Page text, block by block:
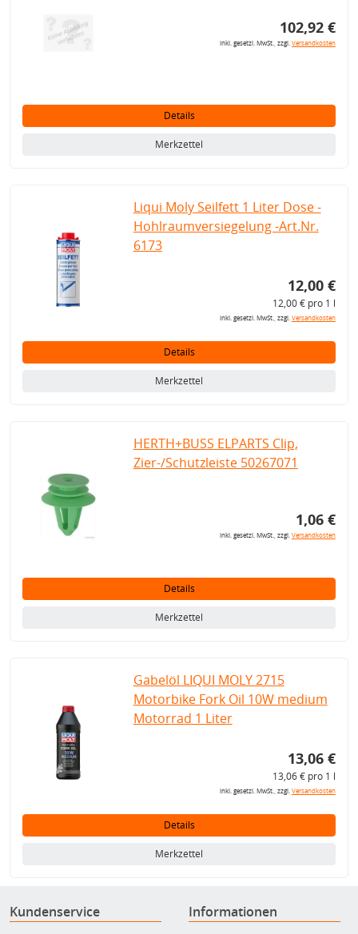
102,92 €
inkl. gesetzl. MwSt., zzgl.Versandkosten
Details
Merkzettel
Liqui Moly Seilfett 1 Liter Dose -
Hohlraumversiegelung -Art.Nr.
6173
12,00 €
12,00 € pro 1 l
inkl. gesetzl. MwSt., zzgl.Versandkosten
Details
Merkzettel
HERTH+BUSS ELPARTS Clip,
Zier-/Schutzleiste 50267071
1,06 €
inkl. gesetzl. MwSt., zzgl.Versandkosten
Details
Merkzettel
Gabelöl LIQUI MOLY 2715
Motorbike Fork Oil 10W medium
Motorrad 1 Liter
13,06 €
13,06 € pro 1 l
inkl. gesetzl. MwSt., zzgl.Versandkosten
Details
Merkzettel
Kundenservice Informationen